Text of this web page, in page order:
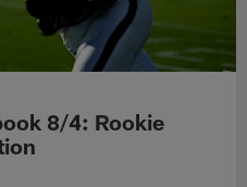
8/4: Rookie